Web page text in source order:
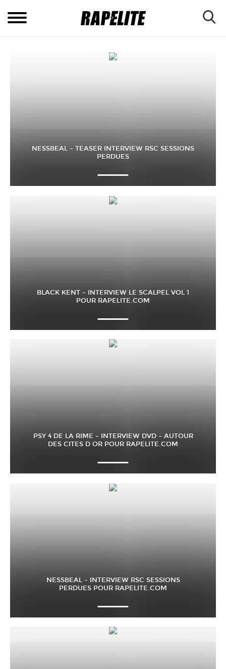
NESSBEAL – TEASER INTERVIEW RSC SESSIONS
PERDUES
BLACK KENT – INTERVIEW LE SCALPEL VOL 1
POUR RAPELITE.COM
PSY 4 DE LA RIME – INTERVIEW DVD – AUTOUR
DES CITES D OR POUR RAPELITE.COM
NESSBEAL – INTERVIEW RSC SESSIONS
PERDUES POUR RAPELITE.COM